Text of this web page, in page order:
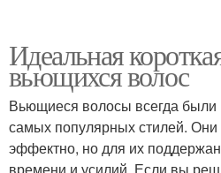
Идеальная
вьющихся волос
Вьющиеся волосы всегда были
самых популярных стилей. Они
эффектно, но для их
времени и усилий. Если вы